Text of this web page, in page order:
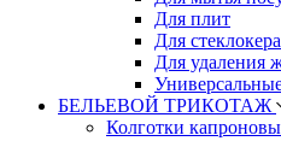
Для плит
Для
Для удаления
БЕЛЬЕВОЙ ТРИКОТАЖ
Колготки